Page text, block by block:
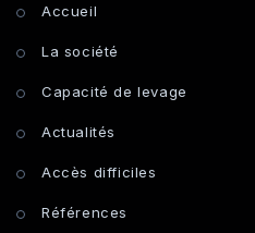
Accueil
La société
Capacité de levage
Actualités
Accès difficiles
Références